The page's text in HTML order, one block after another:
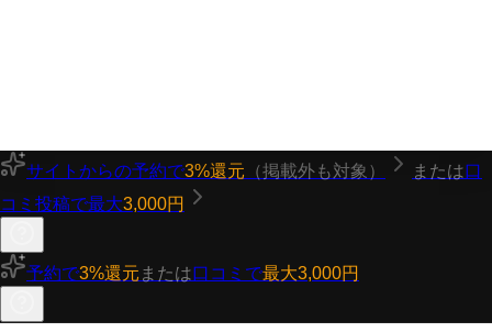
サイトからの予約で3%還元 （掲載外も対象） または口
コミ投稿で最大3,000円
予約で3%還元 または口コミで最大3,000円